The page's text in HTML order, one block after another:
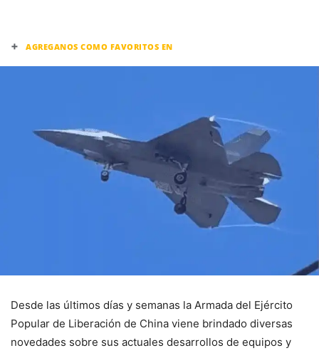
+ AGREGANOS COMO FAVORITOS EN
Desde las últimos días y semanas la Armada del Ejército
Popular de Liberación de China viene brindado diversas
novedades sobre sus actuales desarrollos de equipos y